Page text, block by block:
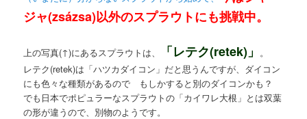
ジャ(zsázsa)以外のスプラウトにも挑戦中。
上の写真(↑)にあるスプラウトは、 「レテク(retek)」
。
レテク(retek)は「ハツカダイコン」だと思うんですが、ダイコン
にも色々な種類があるので もしかすると別のダイコンかも？
でも日本でポピュラーなスプラウトの「カイワレ大根」とは双葉
の形が違うので、別物のようです。